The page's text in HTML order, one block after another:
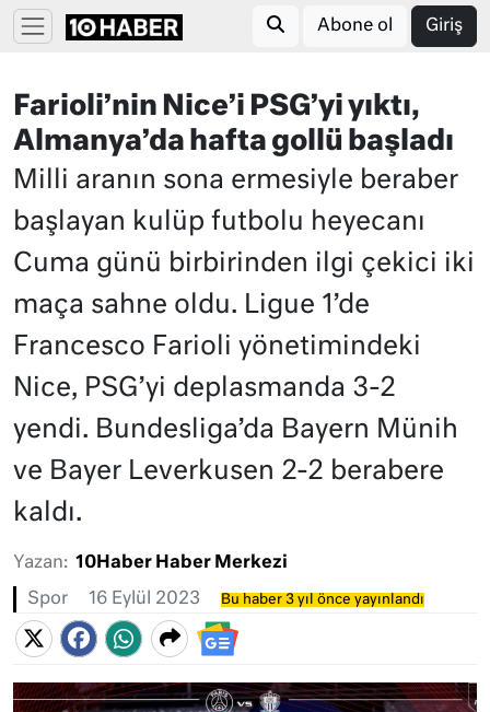
Abone ol Giriş
Farioli’nin Nice’i PSG’yi yıktı,
Almanya’da hafta gollü başladı
Milli aranın sona ermesiyle beraber
başlayan kulüp futbolu heyecanı
Cuma günü birbirinden ilgi çekici iki
maça sahne oldu. Ligue 1’de
Francesco Farioli yönetimindeki
Nice, PSG’yi deplasmanda 3-2
yendi. Bundesliga’da Bayern Münih
ve Bayer Leverkusen 2-2 berabere
kaldı.
Yazan: 10Haber Haber Merkezi
Spor 16 Eylül 2023 Bu haber 3 yıl önce yayınlandı